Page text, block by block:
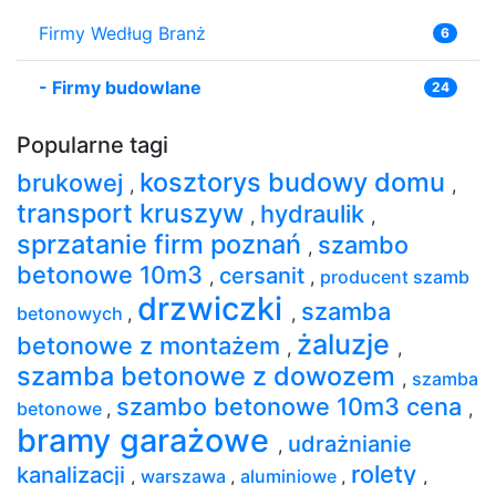
Firmy Według Branż 6
- Firmy budowlane 24
Popularne tagi
brukowej , kosztorys budowy domu ,
transport kruszyw , hydraulik ,
sprzatanie firm poznań , szambo
betonowe 10m3 , cersanit , producent szamb
betonowych , drzwiczki , szamba
betonowe z montażem , żaluzje ,
szamba betonowe z dowozem , szamba
betonowe , szambo betonowe 10m3 cena ,
bramy garażowe , udrażnianie
kanalizacji , warszawa , aluminiowe , rolety ,